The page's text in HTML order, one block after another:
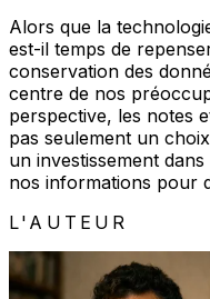
Alors que la
est-il temps de
conservation des
centre de nos
perspective, les notes
pas seulement un
un investissement
nos informations pour
L'AUTEUR